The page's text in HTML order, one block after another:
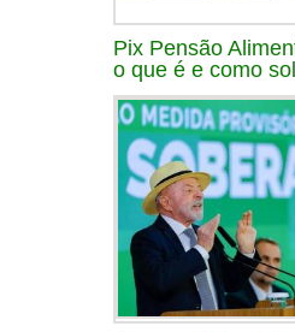
Pix Pensão
o que é e como